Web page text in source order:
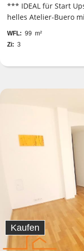
*** IDEAL für Start
helles Atelier-Buero
WFL: 99 m²
Zi: 3
Kaufen